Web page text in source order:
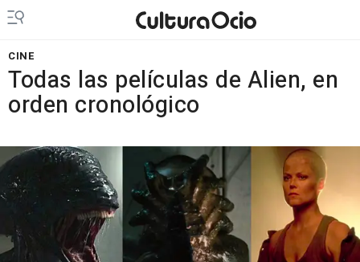
CINE
Todas las películas de Alien, en
orden cronológico